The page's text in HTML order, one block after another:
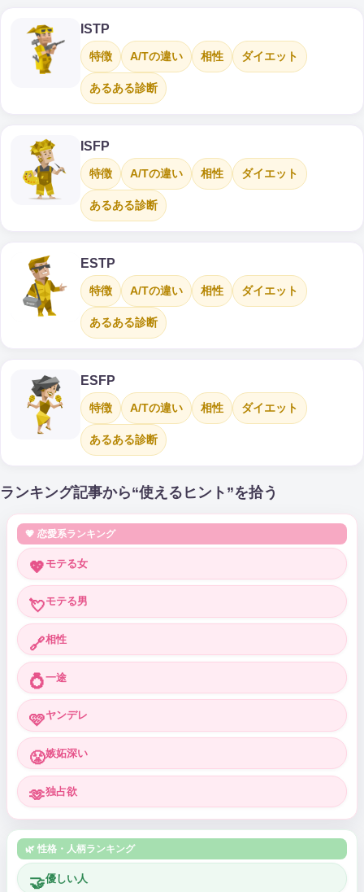
ISTP
特徴 A/Tの違い 相性 ダイエット
あるある診断
ISFP
特徴 A/Tの違い 相性 ダイエット
あるある診断
ESTP
特徴 A/Tの違い 相性 ダイエット
あるある診断
ESFP
特徴 A/Tの違い 相性 ダイエット
あるある診断
ランキング記事から“使えるヒント”を拾う
💗 恋愛系ランキング
💖 モテる女
💘モテる男
🔗相性
💍一途
🩷ヤンデレ
😤嫉妬深い
🫶独占欲
🌿 性格・人柄ランキング
🤝優しい人